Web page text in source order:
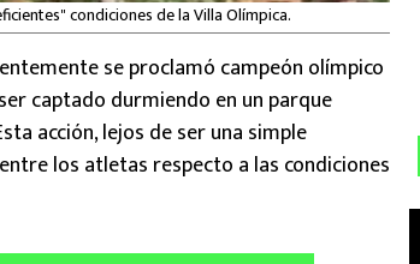
condiciones de la Villa Olímpica.
se proclamó campeón olímpico
captado durmiendo en un parque
acción, lejos de ser una simple
los atletas respecto a las condiciones